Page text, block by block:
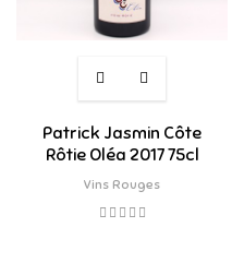
Patrick Jasmin Côte
Rôtie Oléa 2017 75cl
Vins Rouges